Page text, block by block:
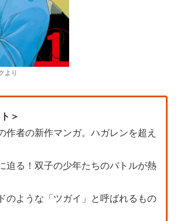
より
＞
作者の新作マンガ。ハガレンを超え
迫る！双子の少年たちのバトルが熱
のような「ツガイ」と呼ばれるもの